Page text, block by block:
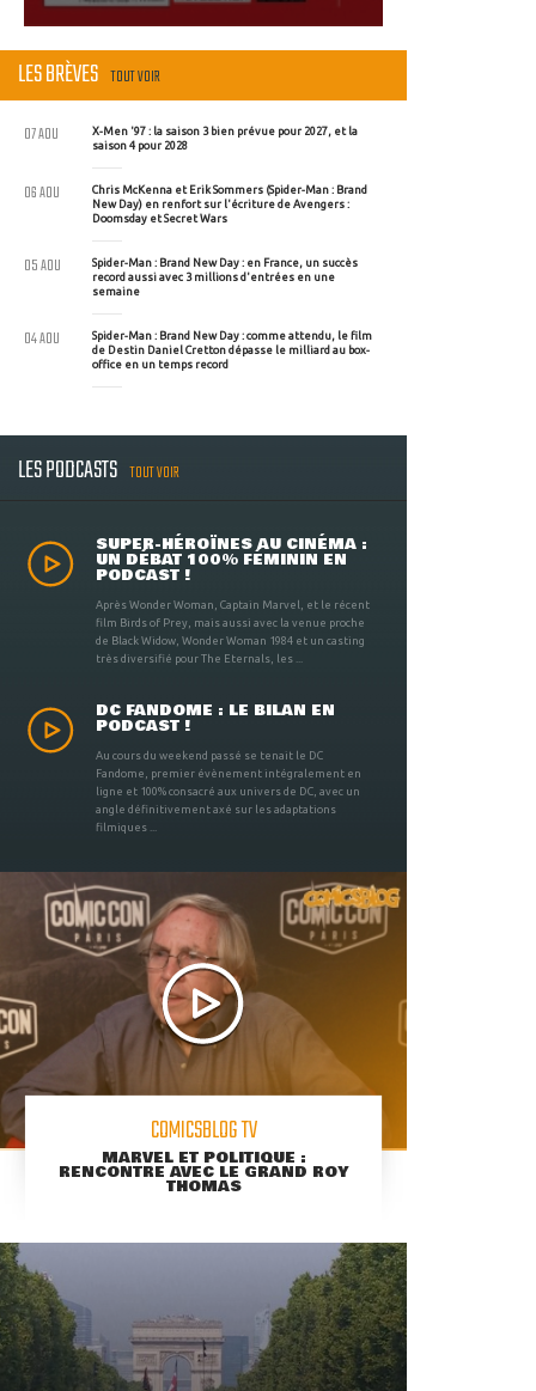
LES BRÈVES TOUT VOIR
X-Men '97 : la saison 3 bien prévue pour 2027, et la
saison 4 pour 2028
07 AOU
Chris McKenna et Erik Sommers (Spider-Man : Brand
New Day) en renfort sur l'écriture de Avengers :
Doomsday et Secret Wars
06 AOU
Spider-Man : Brand New Day : en France, un succès
record aussi avec 3 millions d'entrées en une
semaine
05 AOU
Spider-Man : Brand New Day : comme attendu, le film
de Destin Daniel Cretton dépasse le milliard au box-
office en un temps record
04 AOU
LES PODCASTS TOUT VOIR
SUPER-HÉROÏNES AU CINÉMA :
UN DÉBAT 100% FÉMININ EN
PODCAST !
Après Wonder Woman, Captain Marvel, et le récent
film Birds of Prey, mais aussi avec la venue proche
de Black Widow, Wonder Woman 1984 et un casting
très diversifié pour The Eternals, les ...
DC FANDOME : LE BILAN EN
PODCAST !
Au cours du weekend passé se tenait le DC
Fandome, premier évènement intégralement en
ligne et 100% consacré aux univers de DC, avec un
angle définitivement axé sur les adaptations
filmiques ...
COMICSBLOG TV
MARVEL ET POLITIQUE :
RENCONTRE AVEC LE GRAND ROY
THOMAS